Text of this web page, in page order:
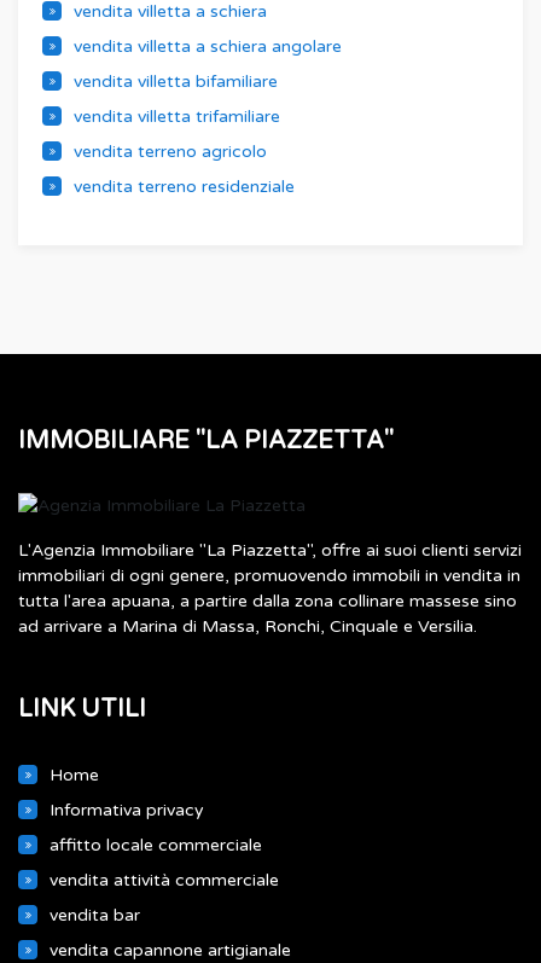
vendita villetta a schiera
vendita villetta a schiera angolare
vendita villetta bifamiliare
vendita villetta trifamiliare
vendita terreno agricolo
vendita terreno residenziale
IMMOBILIARE "LA PIAZZETTA"
L'Agenzia Immobiliare "La Piazzetta", offre ai suoi clienti servizi
immobiliari di ogni genere, promuovendo immobili in vendita in
tutta l'area apuana, a partire dalla zona collinare massese sino
ad arrivare a Marina di Massa, Ronchi, Cinquale e Versilia.
LINK UTILI
Home
Informativa privacy
affitto locale commerciale
vendita attività commerciale
vendita bar
vendita capannone artigianale